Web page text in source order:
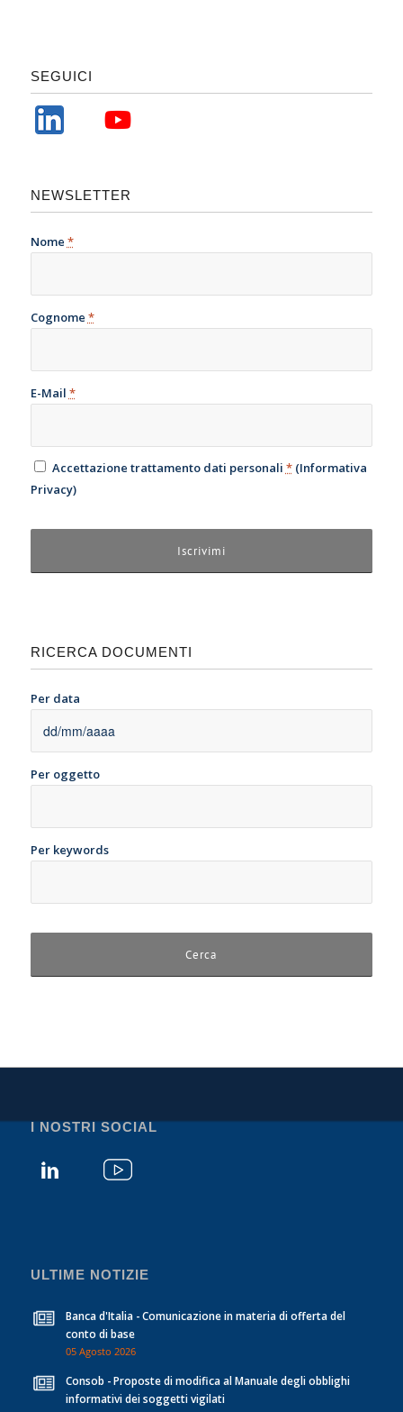
SEGUICI
NEWSLETTER
Nome *
Cognome *
E-Mail *
Accettazione trattamento dati personali *(Informativa
Privacy)
RICERCA DOCUMENTI
Per data
Per oggetto
Per keywords
I NOSTRI SOCIAL
ULTIME NOTIZIE
Banca d'Italia - Comunicazione in materia di offerta del
conto di base
05 Agosto 2026
Consob - Proposte di modifica al Manuale degli obblighi
informativi dei soggetti vigilati